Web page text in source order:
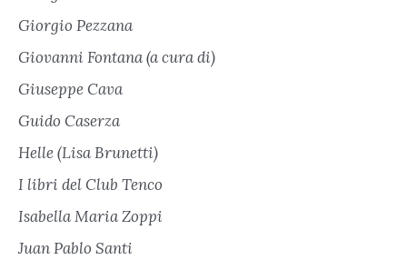
Giorgio Pezzana
Giovanni Fontana (a cura di)
Giuseppe Cava
Guido Caserza
Helle (Lisa Brunetti)
I libri del Club Tenco
Isabella Maria Zoppi
Juan Pablo Santi